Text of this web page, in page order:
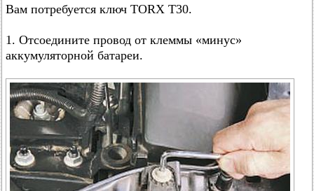
Вам потребуется ключ TORX T30.
1. Отсоедините провод от клеммы «минус»
аккумуляторной батареи.